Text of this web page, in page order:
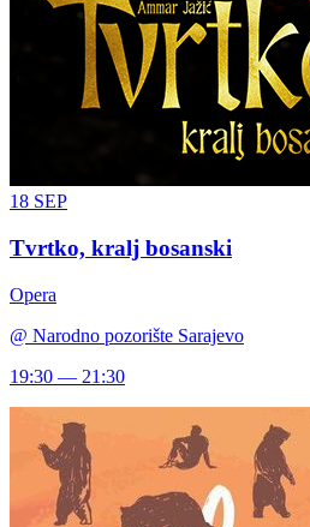
18 SEP
Tvrtko, kralj bosanski
Opera
@ Narodno pozorište Sarajevo
19:30 — 21:30